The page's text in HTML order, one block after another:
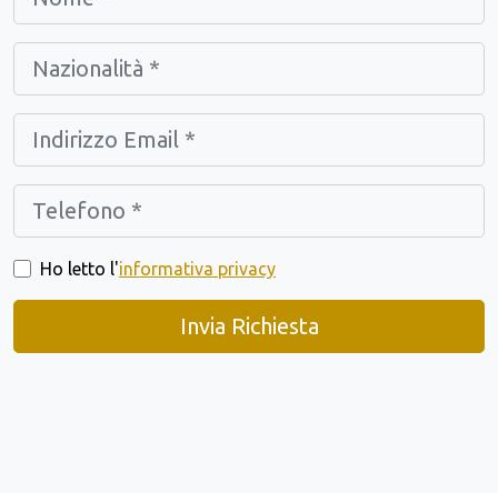
Ho letto l'informativa privacy
Invia Richiesta